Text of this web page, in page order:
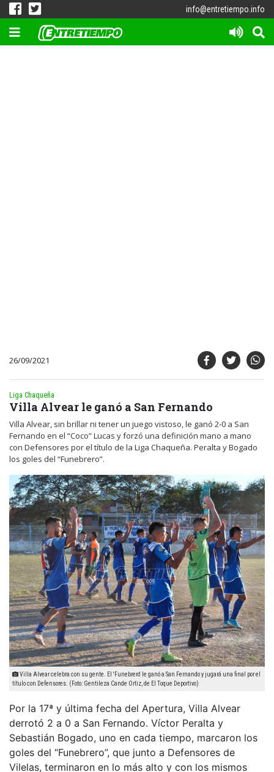
info@entretiempo.info
26/09/2021
Liga Chaqueña
Villa Alvear le ganó a San Fernando
Villa Alvear, sin brillar ni tener un juego vistoso, le ganó 2-0 a San
Fernando en el “Coco” Lucas y forzó una definición mano a mano
con Defensores por el título de la Liga Chaqueña. Peralta y Bogado
los goles del “Funebrero”.
Villa Alvear celebra con su gente. El 'Funebrero' le ganó a San Fernando y jugará una final por el
título con Defensores. (Foto: Gentileza Cande Ortiz, de El Toque Deportivo)
Por la 17ª y última fecha del Apertura, Villa Alvear
derrotó 2 a 0 a San Fernando. Víctor Peralta y
Sebastián Bogado, uno en cada tiempo, marcaron los
goles del “Funebrero”, que junto a Defensores de
Vilelas, terminaron en lo más alto y con los mismos